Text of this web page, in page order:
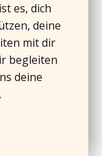
es, dich
deine
mit dir
begleiten
deine